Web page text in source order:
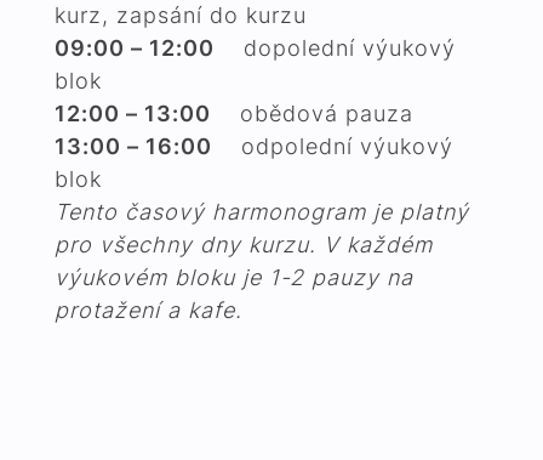
kurz, zapsání do kurzu
09:00 – 12:00 dopolední výukový
blok
12:00 – 13:00 obědová pauza
13:00 – 16:00 odpolední výukový
blok
Tento časový harmonogram je platný
pro všechny dny kurzu. V každém
výukovém bloku je 1-2 pauzy na
protažení a kafe.